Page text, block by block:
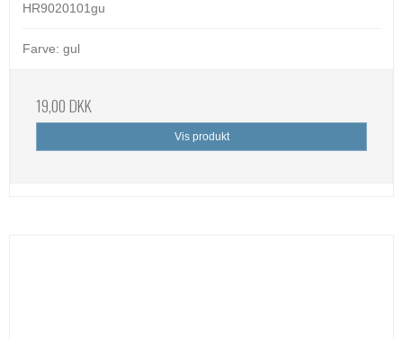
HR9020101gu
Farve: gul
19,00 DKK
Vis produkt